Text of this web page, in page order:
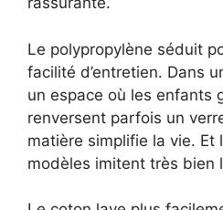
Le polypropylène séduit
facilité d’entretien. Dans
un espace où les enfants
renversent parfois un
matière simplifie la vie. Et
modèles imitent très bien